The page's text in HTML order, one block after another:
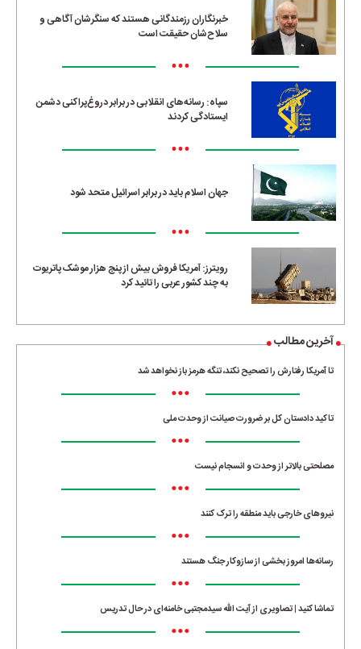
خبرنگاران رزمندگانی هستند که سنگرشان آگاهی و
سلاح‌شان حقیقت است
•••
سپاه: رسانه‌های انقلابی در برابر دروغ‌پراکنی دشمن
ایستادگی کردند
•••
جهان اسلام باید در برابر اسرائیل متحد شود
•••
رویترز: آمریکا فروش بیش از پنج هزار موشک پاتریوت
به چند کشور عربی را تائید کرد
آخرین مطالب
تا آمریکا رفتارش را تصحیح نکند، تنگه هرمز باز نخواهد شد
•••
تاکید دادستان کل بر ضرورت صیانت از وحدت ملی
•••
مصلحتی بالاتر از وحدت و انسجام نیست
•••
نیروهای خارجی باید منطقه را ترک کنند
•••
رسانه‌ها امروز بخشی از سازوکار جنگ هستند
•••
تماشا کنید | تصاویری از آیت الله سیدمجتبی خامنه‌ای در حال تدریس
•••